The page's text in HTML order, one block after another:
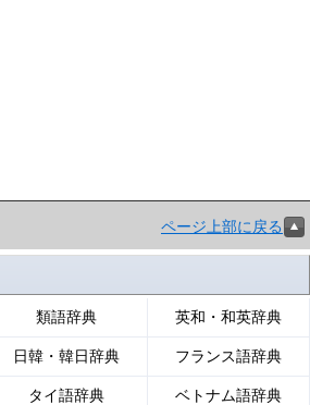
ページ上部に戻る
類語辞典 英和・和英辞典
日韓・韓日辞典 フランス語辞典
タイ語辞典 ベトナム語辞典